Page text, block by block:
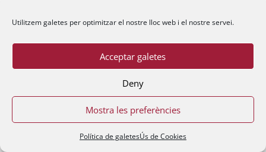
Utilitzem galetes per optimitzar el nostre lloc web i el nostre servei.
Acceptar galetes
Deny
Mostra les preferències
Política de galetesÚs de Cookies